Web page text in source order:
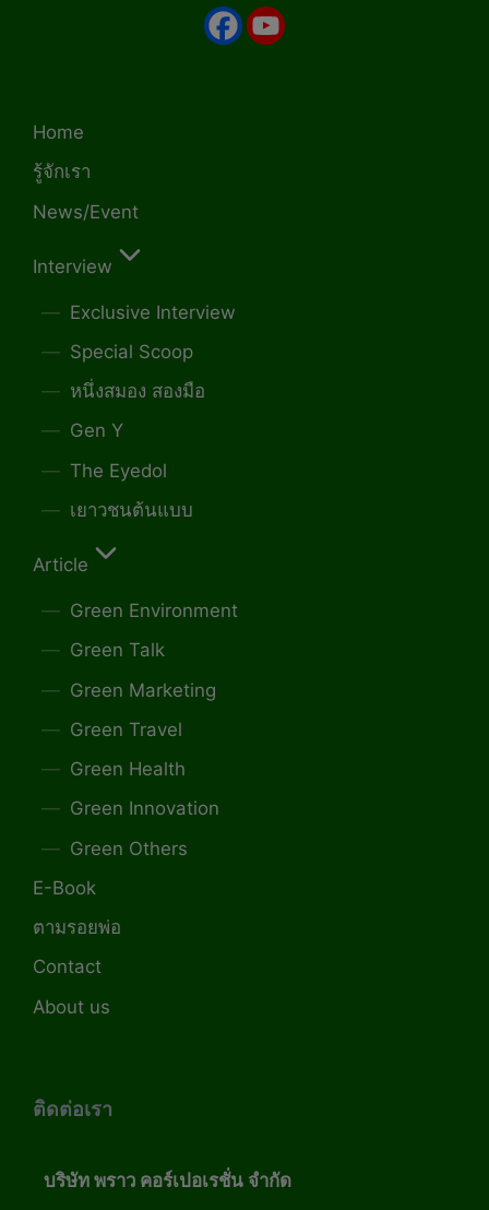
Home
รู้จักเรา
News/Event
Interview
Exclusive Interview
Special Scoop
หนึ่งสมอง สองมือ
Gen Y
The Eyedol
เยาวชนต้นแบบ
Article
Green Environment
Green Talk
Green Marketing
Green Travel
Green Health
Green Innovation
Green Others
E-Book
ตามรอยพ่อ
Contact
About us
ติดต่อเรา
บริษัท พราว คอร์เปอเรชั่น จำกัด